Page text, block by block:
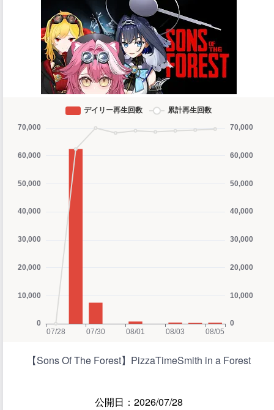
【Sons Of The Forest】PizzaTimeSmith in a Forest
公開日：2026/07/28